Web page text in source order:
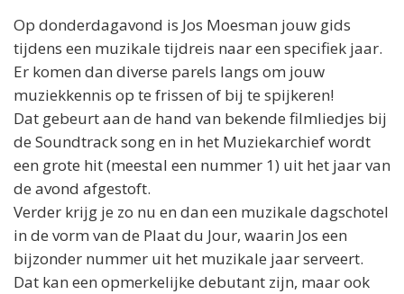
Op donderdagavond is Jos Moesman jouw gids
tijdens een muzikale tijdreis naar een specifiek jaar.
Er komen dan diverse parels langs om jouw
muziekkennis op te frissen of bij te spijkeren!
Dat gebeurt aan de hand van bekende filmliedjes bij
de Soundtrack song en in het Muziekarchief wordt
een grote hit (meestal een nummer 1) uit het jaar van
de avond afgestoft.
Verder krijg je zo nu en dan een muzikale dagschotel
in de vorm van de Plaat du Jour, waarin Jos een
bijzonder nummer uit het muzikale jaar serveert.
Dat kan een opmerkelijke debutant zijn, maar ook